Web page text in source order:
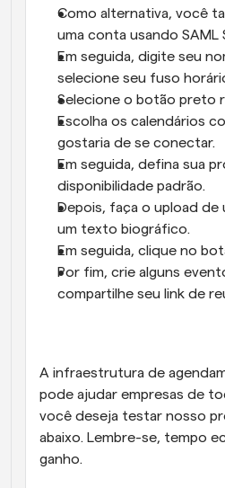
Como alternativa, você
uma conta usando SAML
Em seguida, digite seu
selecione seu fuso
Selecione o botão preto
Escolha os calendários
gostaria de se conectar.
Em seguida, defina sua
disponibilidade padrão.
Depois, faça o upload
um texto biográfico.
Em seguida, clique no
Por fim, crie alguns
compartilhe seu link de
A infraestrutura de
pode ajudar empresas de
você deseja testar nosso
abaixo. Lembre-se, tempo
ganho.